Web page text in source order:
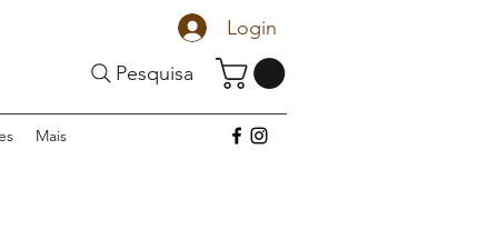
Login
Pesquisa
Mais